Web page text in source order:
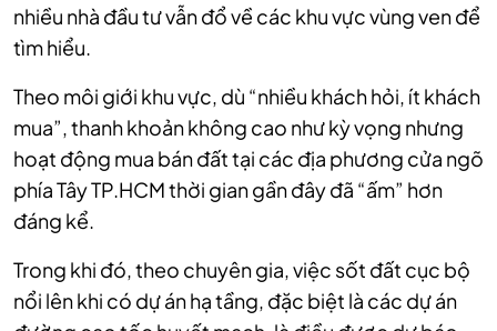
nhiều nhà đầu tư vẫn đổ về các khu vực vùng ven để
tìm hiểu.
Theo môi giới khu vực, dù “nhiều khách hỏi, ít khách
mua”, thanh khoản không cao như kỳ vọng nhưng
hoạt động mua bán đất tại các địa phương cửa ngõ
phía Tây TP.HCM thời gian gần đây đã “ấm” hơn
đáng kể.
Trong khi đó, theo chuyên gia, việc sốt đất cục bộ
nổi lên khi có dự án hạ tầng, đặc biệt là các dự án